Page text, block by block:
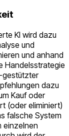
KI wird dazu
und
und anhand
Handelsstrategie
gestützter
dazu
Kauf oder
(oder eliminiert)
falsche System
einzelnen